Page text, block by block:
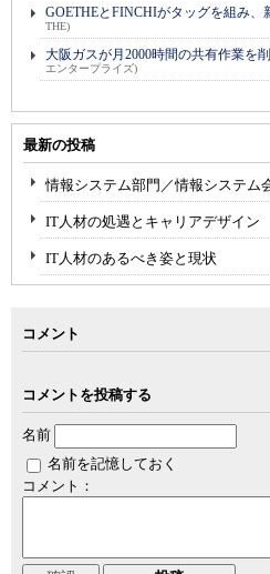
GOETHEとFINCHIがタッグを組み、
THE)
大阪ガスが月2000時間の共有作業
エンタープライズ)
最新の投稿
情報システム部門／情報システム
IT人材の処遇とキャリアデザイン
IT人材のあるべき姿と現状
コメント
コメントを投稿する
名前
名前を記憶しておく
コメント：